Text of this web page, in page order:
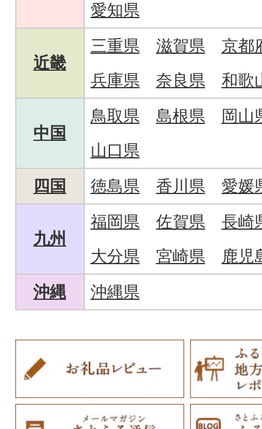
愛知県
近畿
三重県 滋賀県
京都
兵庫県
奈良県 和歌
中国
鳥取県 島根県
岡山
山口県
四国
徳島県 香川県 愛媛
九州
福岡県 佐賀県
長崎
大分県
宮崎県
鹿児
沖縄
沖縄県